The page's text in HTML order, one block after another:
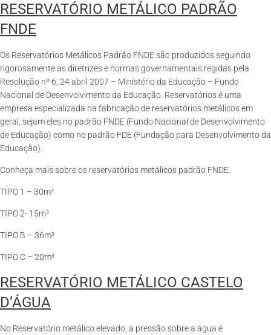
RESERVATÓRIO METÁLICO PADRÃO
FNDE
Os Reservatórios Metálicos Padrão FNDE são produzidos seguindo
rigorosamente as diretrizes e normas governamentais regidas pela
Resolução nº 6, 24 abril 2007 – Ministério da Educação – Fundo
Nacional de Desenvolvimento da Educação. Reservatórios é uma
empresa especializada na fabricação de reservatórios metálicos em
geral, sejam eles no padrão FNDE (Fundo Nacional de Desenvolvimento
de Educação) como no padrão FDE (Fundação para Desenvolvimento da
Educação).
Conheça mais sobre os reservatórios metálicos padrão FNDE.
TIPO 1 – 30m³
TIPO 2- 15m³
TIPO B – 36m³
TIPO C – 20m³
RESERVATÓRIO METÁLICO CASTELO
D’ÁGUA
No Reservatório metálico elevado, a pressão sobre a água é